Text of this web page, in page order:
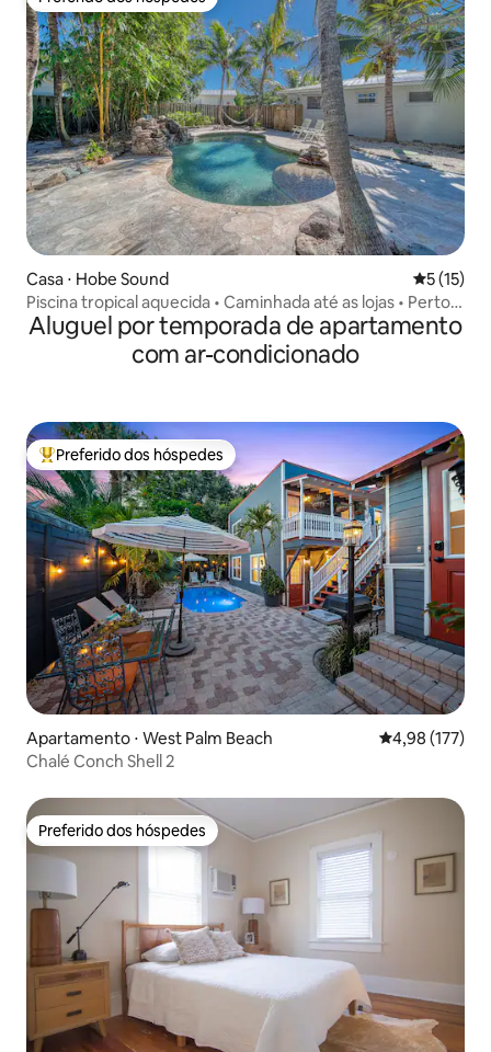
Preferido dos hóspedes
Casa ⋅ Hobe Sound 5 de uma
5 (15)
Piscina tropical aquecida • Caminhada até as lojas • Perto
da praia
Aluguel por temporada de apartamento
com ar-condicionado
Entre os melhores preferidos dos hóspedes
Preferido dos hóspedes
Apartamento ⋅ West Palm Beach 4,98 de uma
4,98 (177)
Chalé Conch Shell 2
Preferido dos hóspedes
Preferido dos hóspedes